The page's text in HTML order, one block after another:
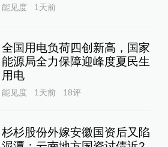
能见度 1天前
全国用电负荷四创新高，国家
能源局全力保障迎峰度夏民生
用电
能见度 1天前 18评
杉杉股份外嫁安徽国资后又陷